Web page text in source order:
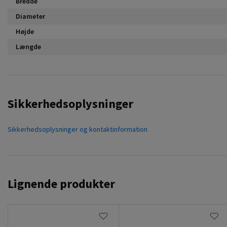
Diameter
Højde
Længde
Sikkerhedsoplysninger
Sikkerhedsoplysninger og kontaktinformation
Lignende produkter